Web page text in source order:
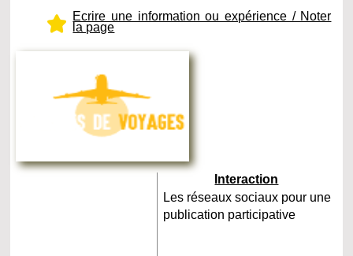
Ecrire une information ou expérience / Noter
la page
Interaction
Les réseaux sociaux pour une
publication participative